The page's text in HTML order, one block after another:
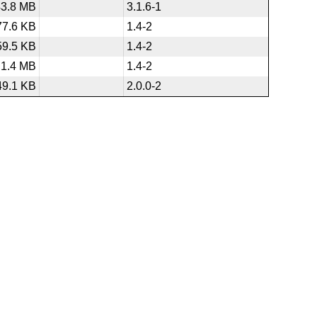
MB
3.1.6-1
KB
1.4-2
KB
1.4-2
1.4 MB
1.4-2
KB
2.0.0-2